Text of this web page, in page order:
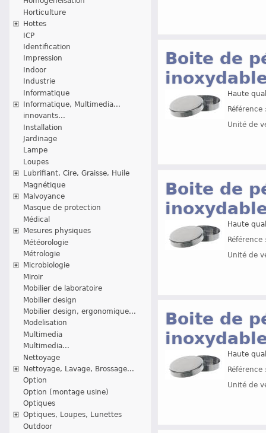
Horticulture
Hottes
ICP
Identification
Impression
Indoor
Industrie
Informatique
Informatique, Multimedia...
innovants...
Installation
Jardinage
Lampe
Loupes
Lubrifiant, Cire, Graisse, Huile
Magnétique
Malvoyance
Masque de protection
Médical
Mesures physiques
Météorologie
Métrologie
Microbiologie
Miroir
Mobilier de laboratoire
Mobilier design
Mobilier design, ergonomique...
Modelisation
Multimedia
Multimedia...
Nettoyage
Nettoyage, Lavage, Brossage...
Option
Option (montage usine)
Optiques
Optiques, Loupes, Lunettes
Outdoor
Boite de
Haute
Unité de
Boite de
Haute
Unité de
Boite de
Haute
Unité de